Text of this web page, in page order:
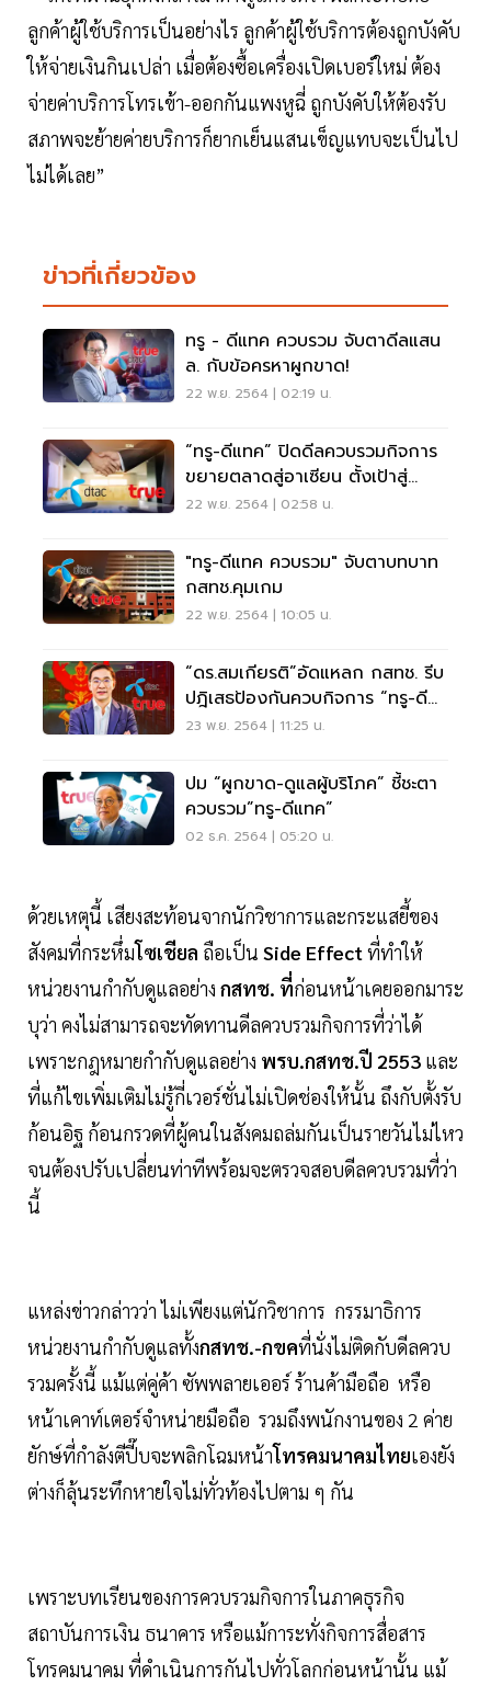
ลูกค้าผู้ใช้บริการเป็นอย่างไร ลูกค้าผู้ใช้บริการต้องถูกบังคับ
ให้จ่ายเงินกินเปล่า เมื่อต้องซื้อเครื่องเปิดเบอร์ใหม่ ต้อง
จ่ายค่าบริการโทรเข้า-ออกกันแพงหูฉี่ ถูกบังคับให้ต้องรับ
สภาพจะย้ายค่ายบริการก็ยากเย็นแสนเข็ญแทบจะเป็นไป
ไม่ได้เลย”
ข่าวที่เกี่ยวข้อง
ทรู - ดีแทค ควบรวม จับตาดีลแสน
ล. กับข้อครหาผูกขาด!
22 พ.ย. 2564 | 02:19 น.
“ทรู-ดีแทค” ปิดดีลควบรวมกิจการ
ขยายตลาดสู่อาเซียน ตั้งเป้าสู่
Tech Company
22 พ.ย. 2564 | 02:58 น.
"ทรู-ดีแทค ควบรวม" จับตาบทบาท
กสทช.คุมเกม
22 พ.ย. 2564 | 10:05 น.
“ดร.สมเกียรติ”อัดแหลก กสทช. รีบ
ปฎิเสธป้องกันควบกิจการ “ทรู-ดี
แทค”
23 พ.ย. 2564 | 11:25 น.
ปม “ผูกขาด-ดูแลผู้บริโภค” ชี้ชะตา
ควบรวม”ทรู-ดีแทค”
02 ธ.ค. 2564 | 05:20 น.
ด้วยเหตุนี้ เสียงสะท้อนจากนักวิชาการและกระแสยี้ของ
สังคมที่กระหึ่มโซเชียล ถือเป็น Side Effectที่ทำให้
หน่วยงานกำกับดูแลอย่าง กสทช. ที่ก่อนหน้าเคยออกมาระ
บุว่า คงไม่สามารถจะทัดทานดีลควบรวมกิจการที่ว่าได้
เพราะกฎหมายกำกับดูแลอย่าง พรบ.กสทช.ปี 2553 และ
ที่แก้ไขเพิ่มเติมไม่รู้กี่เวอร์ชั่นไม่เปิดช่องให้นั้น ถึงกับตั้งรับ
ก้อนอิฐ ก้อนกรวดที่ผู้คนในสังคมถล่มกันเป็นรายวันไม่ไหว
จนต้องปรับเปลี่ยนท่าทีพร้อมจะตรวจสอบดีลควบรวมที่ว่า
นี้
แหล่งข่าวกล่าวว่า ไม่เพียงแต่นักวิชาการ กรรมาธิการ
หน่วยงานกำกับดูแลทั้งกสทช.-กขคที่นั่งไม่ติดกับดีลควบ
รวมครั้งนี้ แม้แต่คู่ค้า ซัพพลายเออร์ ร้านค้ามือถือ หรือ
หน้าเคาท์เตอร์จำหน่ายมือถือ รวมถึงพนักงานของ 2 ค่าย
ยักษ์ที่กำลังตีปี๊บจะพลิกโฉมหน้าโทรคมนาคมไทยเองยัง
ต่างก็ลุ้นระทึกหายใจไม่ทั่วท้องไปตาม ๆ กัน
เพราะบทเรียนของการควบรวมกิจการในภาคธุรกิจ
สถาบันการเงิน ธนาคาร หรือแม้การะทั่งกิจการสื่อสาร
โทรคมนาคม ที่ดำเนินการกันไปทั่วโลกก่อนหน้านั้น แม้